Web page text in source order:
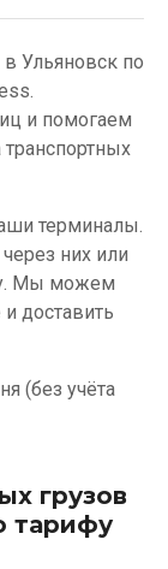
Ульяновск по
и помогаем
терминалы.
них или
Мы можем
доставить
(без учёта
грузов
тарифу